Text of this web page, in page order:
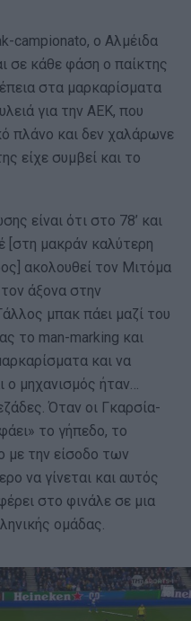
campionato, ο Αλμέιδα
σε κάθε φάση ο παίκτης
στα μαρκαρίσματα
για την ΑΕΚ, που
πλάνο και δεν χαλάρωνε
είχε συμβεί και το
είναι ότι στο 78’ και
[στη μακράν καλύτερη
ακολουθεί τον Μιτόμα
άξονα στην
μπακ πάει μαζί του
το man-marking και
και να
ο μηχανισμός ήταν…
Όταν οι Γκαρσία-
το γήπεδο, το
με την είσοδο των
να γίνεται και αυτός
στο φινάλε σε μια
ομάδας.